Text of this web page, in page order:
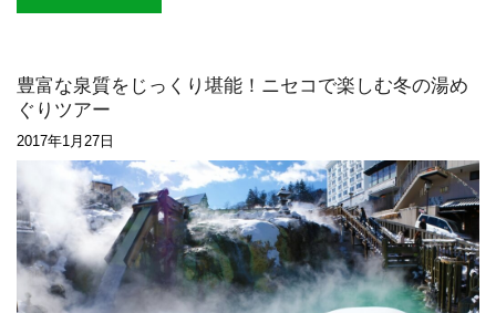
豊富な泉質をじっくり堪能！ニセコで楽しむ冬の湯め
ぐりツアー
2017年1月27日